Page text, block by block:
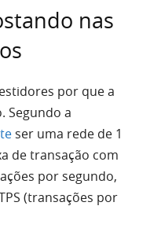
nas
por que a
Segundo a
ser uma rede de 1
de transação com
por segundo,
(transações por